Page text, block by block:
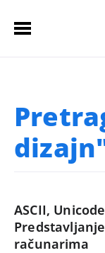
Sačuvani članci
Članci (spisak)
ASCII,
računarima